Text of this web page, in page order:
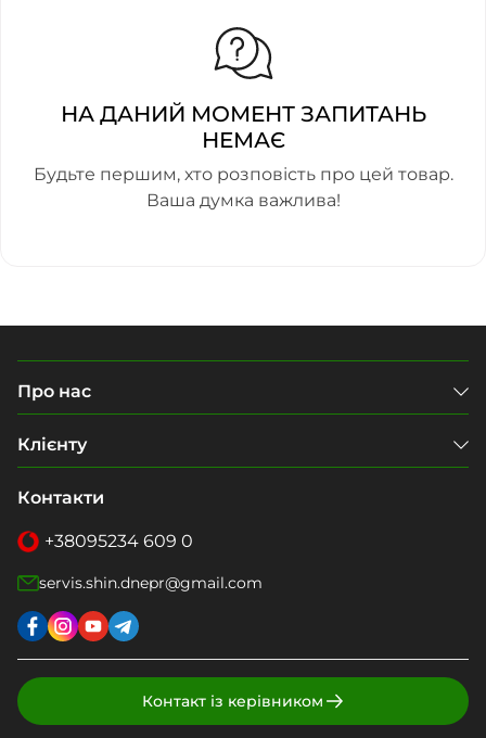
НА ДАНИЙ МОМЕНТ ЗАПИТАНЬ
НЕМАЄ
Будьте першим, хто розповість про цей товар.
Ваша думка важлива!
Про нас
Клієнту
Контакти
+38095234 609 0
servis.shin.dnepr@gmail.com
Контакт із керівником